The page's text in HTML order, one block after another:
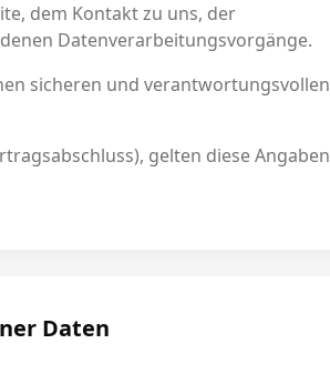
dem Kontakt zu uns, der
Datenverarbeitungsvorgänge.
sicheren und verantwortungsvollen
gelten diese Angaben
Daten